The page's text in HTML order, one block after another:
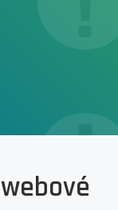
webové